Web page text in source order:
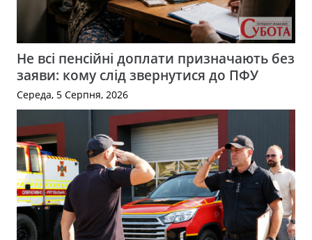
Не всі пенсійні доплати призначають без
заяви: кому слід звернутися до ПФУ
Середа, 5 Серпня, 2026